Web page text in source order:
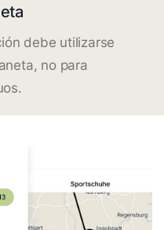
debe utilizarse
no para